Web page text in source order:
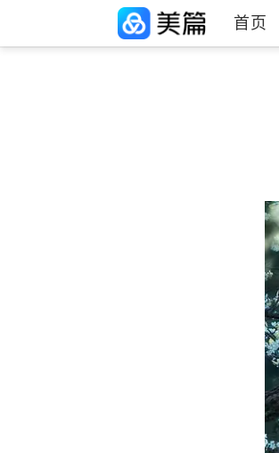
首页